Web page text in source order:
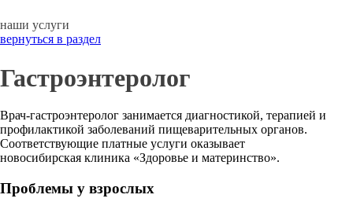
наши услуги
вернуться в раздел
Гастроэнтеролог
Врач-гастроэнтеролог занимается диагностикой, терапией и
профилактикой заболеваний пищеварительных органов.
Соответствующие платные услуги оказывает
новосибирская клиника «Здоровье и материнство».
Проблемы у взрослых